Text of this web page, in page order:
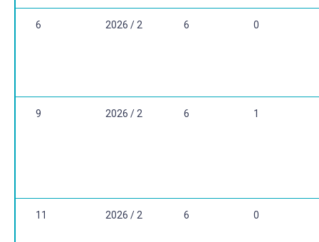
6 2026 / 2 6 0
9 2026 / 2 6 1
11 2026 / 2 6 0